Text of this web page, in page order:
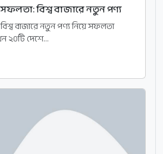
বিশ্ব বাজারে নতুন পণ্য
বাজারে নতুন পণ্য নিয়ে সফলতা
২০টি দেশে...